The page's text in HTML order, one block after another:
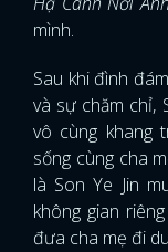
mình.
Sau khi đình
và sự chăm chỉ,
vô cùng khang
sống cùng cha
là Son Ye Jin
không gian
đưa cha mẹ đi